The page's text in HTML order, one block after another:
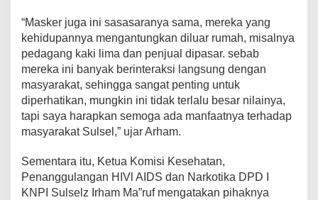
“Masker juga ini sasasaranya sama, mereka yang
kehidupannya mengantungkan diluar rumah, misalnya
pedagang kaki lima dan penjual dipasar. sebab
mereka ini banyak berinteraksi langsung dengan
masyarakat, sehingga sangat penting untuk
diperhatikan, mungkin ini tidak terlalu besar nilainya,
tapi saya harapkan semoga ada manfaatnya terhadap
masyarakat Sulsel,” ujar Arham.
Sementara itu, Ketua Komisi Kesehatan,
Penanggulangan HIVl AIDS dan Narkotika DPD I
KNPI Sulselz Irham Ma”ruf mengatakan pihaknya